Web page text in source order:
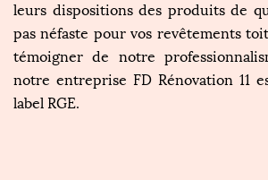
leurs dispositions des produits de
pas néfaste pour vos revêtements
témoigner de notre
notre entreprise FD Rénovation 11
label RGE.